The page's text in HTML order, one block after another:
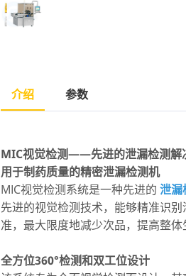
介绍 参数
MIC视觉检测——先进的泄漏检测解
用于制药质量的精密泄漏检测机
MIC视觉检测系统是一种先进的泄漏
先进的视觉检测技术，能够精准识
准，最大限度地减少次品，提高整体
全方位360°检测和双工位设计